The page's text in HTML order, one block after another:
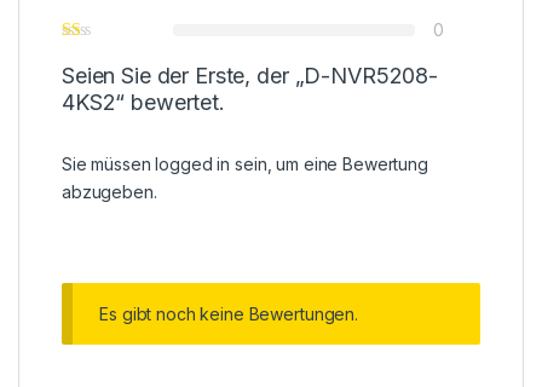
0
Seien Sie der Erste, der „D-NVR5208-
4KS2“ bewertet.
Sie müssenlogged in sein, um eine Bewertung
abzugeben.
Es gibt noch keine Bewertungen.